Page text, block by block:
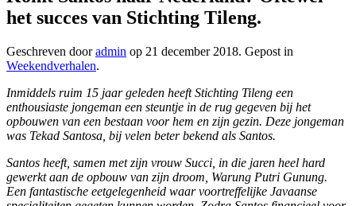
het succes van Stichting Tileng.
Geschreven dooradmin op 21 december 2018. Gepost in
Weekendverhalen.
Inmiddels ruim 15 jaar geleden heeft Stichting Tileng een
enthousiaste jongeman een steuntje in de rug gegeven bij het
opbouwen van een bestaan voor hem en zijn gezin. Deze jongeman
was Tekad Santosa, bij velen beter bekend als Santos.
Santos heeft, samen met zijn vrouw Succi, in die jaren heel hard
gewerkt aan de opbouw van zijn droom, Warung Putri Gunung.
Een fantastische eetgelegenheid waar voortreffelijke Javaanse